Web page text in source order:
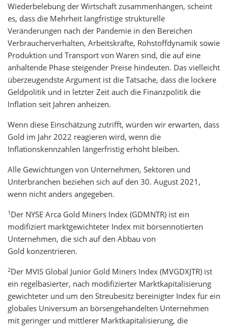
Wiederbelebung der Wirtschaft zusammenhängen, scheint
es, dass die Mehrheit langfristige strukturelle
Veränderungen nach der Pandemie in den Bereichen
Verbraucherverhalten, Arbeitskräfte, Rohstoffdynamik sowie
Produktion und Transport von Waren sind, die auf eine
anhaltende Phase steigender Preise hindeuten. Das vielleicht
überzeugendste Argument ist die Tatsache, dass die lockere
Geldpolitik und in letzter Zeit auch die Finanzpolitik die
Inflation seit Jahren anheizen.
Wenn diese Einschätzung zutrifft, würden wir erwarten, dass
Gold im Jahr 2022 reagieren wird, wenn die
Inflationskennzahlen längerfristig erhöht bleiben.
Alle Gewichtungen von Unternehmen, Sektoren und
Unterbranchen beziehen sich auf den 30. August 2021,
wenn nicht anders angegeben.
1 Der NYSE Arca Gold Miners Index (GDMNTR) ist ein
modifiziert marktgewichteter Index mit börsennotierten
Unternehmen, die sich auf den Abbau von
Gold konzentrieren.
2Der MVIS Global Junior Gold Miners Index (MVGDXJTR) ist
ein regelbasierter, nach modifizierter Marktkapitalisierung
gewichteter und um den Streubesitz bereinigter Index für ein
globales Universum an börsengehandelten Unternehmen
mit geringer und mittlerer Marktkapitalisierung, die